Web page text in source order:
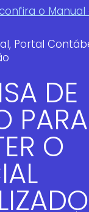
o
Portal
DE
PARA
O